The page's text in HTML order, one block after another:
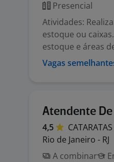
Presencial
Atividades:
estoque ou
estoque e áreas
Vagas
Atendente
4,5
Rio de Janeiro - RJ
A combinar